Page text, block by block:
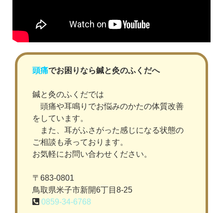
頭痛でお困りなら鍼と灸のふくだへ
鍼と灸のふくだでは
頭痛や耳鳴りでお悩みのかたの体質改善
をしています。
また、耳がふさがった感じになる状態の
ご相談も承っております。
お気軽にお問い合わせください。
〒683-0801
鳥取県米子市新開6丁目8-25
0859-34-6768